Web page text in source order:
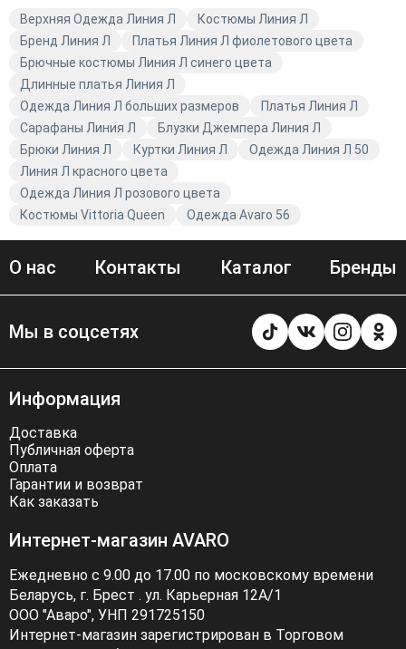
последним трендам моды. Добавьте разнообразие в
свой гардероб с одеждой Линия Л!
Верхняя Одежда Линия Л
Костюмы Линия Л
Бренд Линия Л
Платья Линия Л фиолетового цвета
Брючные костюмы Линия Л синего цвета
Длинные платья Линия Л
Одежда Линия Л больших размеров
Платья Линия Л
Сарафаны Линия Л
Блузки Джемпера Линия Л
Брюки Линия Л
Куртки Линия Л
Одежда Линия Л 50
Линия Л красного цвета
Одежда Линия Л розового цвета
Костюмы Vittoria Queen
Одежда Avaro 56
О нас Контакты Каталог Бренды
Мы в соцсетях
Информация
Доставка
Публичная оферта
Оплата
Гарантии и возврат
Как заказать
Интернет-магазин AVARO
Ежедневно с 9.00 до 17.00 по московскому времени
Беларусь, г. Брест . ул. Карьерная 12А/1
ООО "Аваро", УНП 291725150
Интернет-магазин зарегистрирован в Торговом